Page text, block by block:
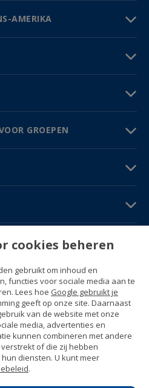
AMERIKA
GROEPEN
11
cookies beheren
gebruikt om inhoud en
functies voor sociale media aan te
Lees hoe Google gebruikt je
geeft op onze site. Daarnaast
van de website met onze
media, advertenties en
kunnen combineren met andere
of die zij hebben
diensten. U kunt meer
.